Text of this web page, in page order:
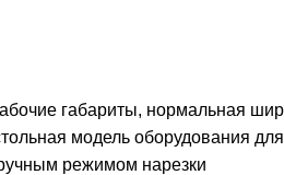
габариты, нормальная
модель оборудования
режимом нарезки